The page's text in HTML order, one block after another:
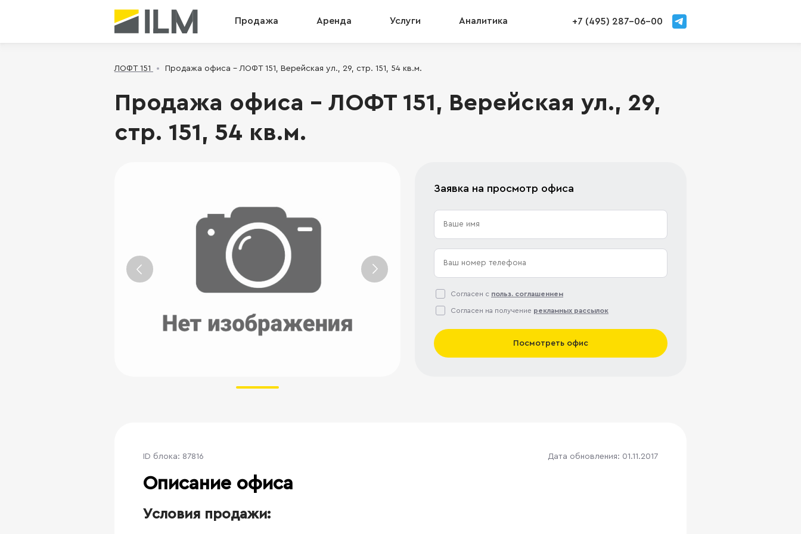
Продажа Аренда Услуги Аналитика +7 (495) 287-06-00
ЛОФТ 151 Продажа офиса - ЛОФТ 151, Верейская ул., 29, стр. 151, 54 кв.м.
Продажа офиса - ЛОФТ 151, Верейская ул., 29,
стр. 151, 54 кв.м.
Заявка на просмотр офиса
Согласен с польз. соглашением
Согласен на получение рекламных рассылок
Посмотреть офис
ID блока: 87816 Дата обновления: 01.11.2017
Описание офиса
Условия продажи: